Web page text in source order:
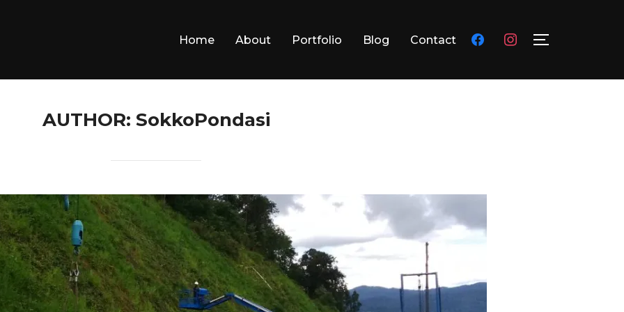
Home About Portfolio Blog Contact facebookinstagramTOGGLE
AUTHOR: SokkoPondasi